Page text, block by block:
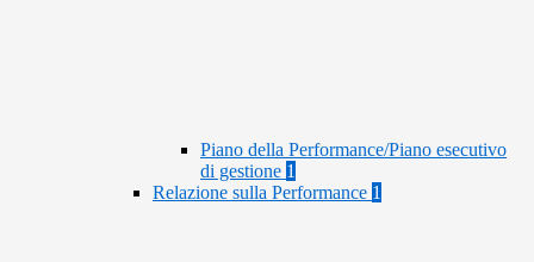
Piano della Performance/Piano esecutivo
di gestione 1
Relazione sulla Performance 1